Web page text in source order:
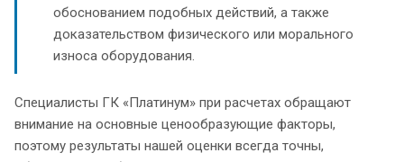
обоснованием подобных действий, а также
доказательством физического или морального
износа оборудования.
Специалисты ГК «Платинум» при расчетах обращают
внимание на основные ценообразующие факторы,
поэтому результаты нашей оценки всегда точны,